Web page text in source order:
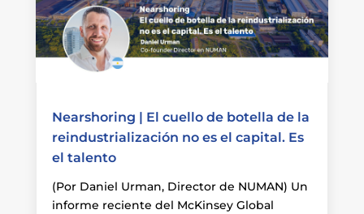
Nearshoring | El cuello de botella de la
reindustrialización no es el capital. Es
el talento
(Por Daniel Urman, Director de NUMAN) Un
informe reciente del McKinsey Global